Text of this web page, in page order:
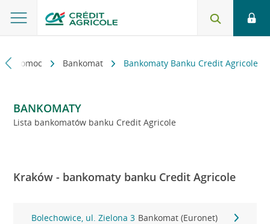
i pomoc Bankomat Bankomaty Banku Credit Agricole
BANKOMATY
Lista bankomatów banku Credit Agricole
Kraków - bankomaty banku Credit Agricole
Bolechowice, ul. Zielona 3 Bankomat (Euronet)